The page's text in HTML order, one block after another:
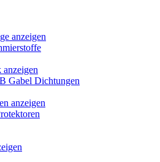
anzeigen
Gabel Dichtungen
anzeigen